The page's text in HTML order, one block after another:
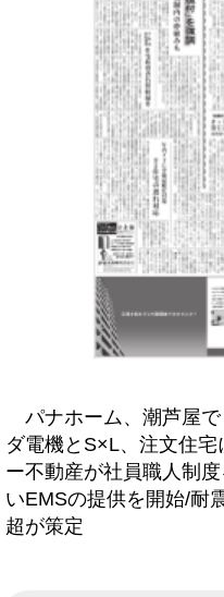
パナホーム、潮芦屋
ダ電機とS×L、注文住
ー不動産が社員職人制
いEMSの提供を開始/耐
超が策定